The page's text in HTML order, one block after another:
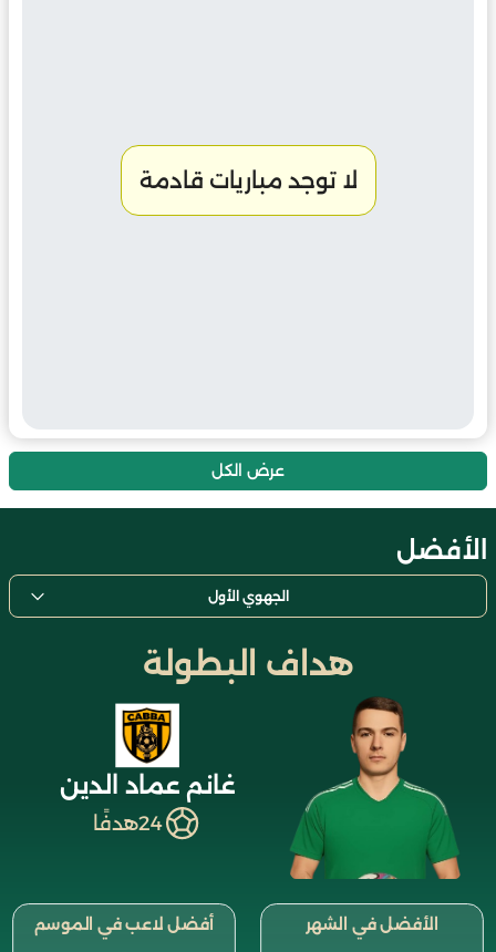
لا توجد مباريات قادمة
عرض الكل
الأفضل
الجهوي الأول
هداف البطولة
غانم عماد الدين
24هدفًا
الأفضل في الشهر أفضل لاعب في الموسم